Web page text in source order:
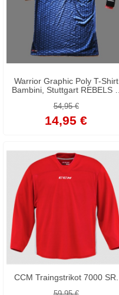
Warrior Graphic Poly T-Shirt
Bambini, Stuttgart REBELS --
54,95 €
14,95 €
CCM Traingstrikot 7000 SR.
59,95 €